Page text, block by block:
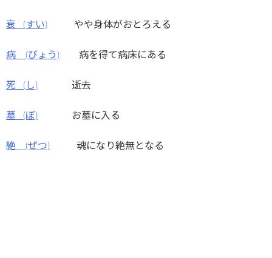
衰 (すい) やや身体がおとろえる
病 (びょう) 病を得て病床にある
死 (し) 逝去
墓 (ぼ) お墓に入る
絶 (ぜつ) 魂になり絶無となる